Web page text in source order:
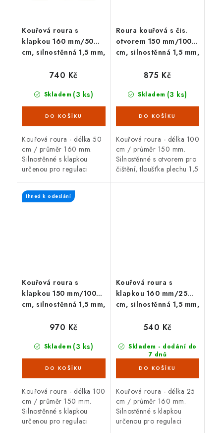
Kouřová roura s
klapkou 160 mm/50
cm, silnostěnná 1,5 mm,
Skladem (3 ks)
740 Kč
Kouřová roura - délka 50
cm / průměr 160 mm.
Silnostěnné s klapkou
určenou pro regulaci
tahu, tloušťka plechu 1,5
mm, černá barva. Kouřová
Roura kouřová s čis.
otvorem 150 mm/100
cm, silnostěnná 1,5 mm,
Skladem (3 ks)
875 Kč
Kouřová roura - délka 100
cm / průměr 150 mm.
Silnostěnné s otvorem pro
čištění, tloušťka plechu 1,5
Kouřová roura s
klapkou 150 mm/100
cm, silnostěnná 1,5 mm,
Ihned k odeslání
Skladem (3 ks)
970 Kč
Kouřová roura - délka 100
cm / průměr 150 mm.
Silnostěnné s klapkou
určenou pro regulaci
Kouřová roura s
klapkou 160 mm/25
cm, silnostěnná 1,5 mm,
Skladem - dodání do
7 dnů
(23 ks)
540 Kč
Kouřová roura - délka 25
cm / průměr 160 mm.
Silnostěnné s klapkou
určenou pro regulaci